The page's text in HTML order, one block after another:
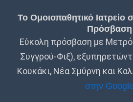
Το Ομοιοπαθητικό
Πρόσβαση
Εύκολη πρόσβαση με
Συγγρού-Φιξ),
Κουκάκι, Νέα Σμύρνη και
στην